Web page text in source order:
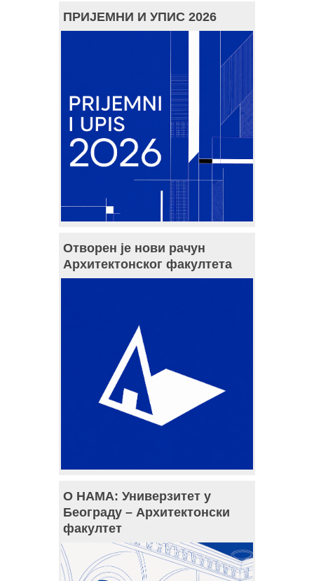
ПРИЈЕМНИ И УПИС 2026
Отворен је нови рачун
Архитектонског факултета
О НАМА: Универзитет у
Београду – Архитектонски
факултет